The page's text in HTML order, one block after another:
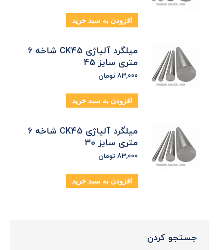
افزودن به سبد خرید
میلگرد آلیاژی CK45 شاخه 6
متری سایز 45
83,000 تومان
افزودن به سبد خرید
میلگرد آلیاژی CK45 شاخه 6
متری سایز 30
83,000 تومان
افزودن به سبد خرید
جستجو کردن